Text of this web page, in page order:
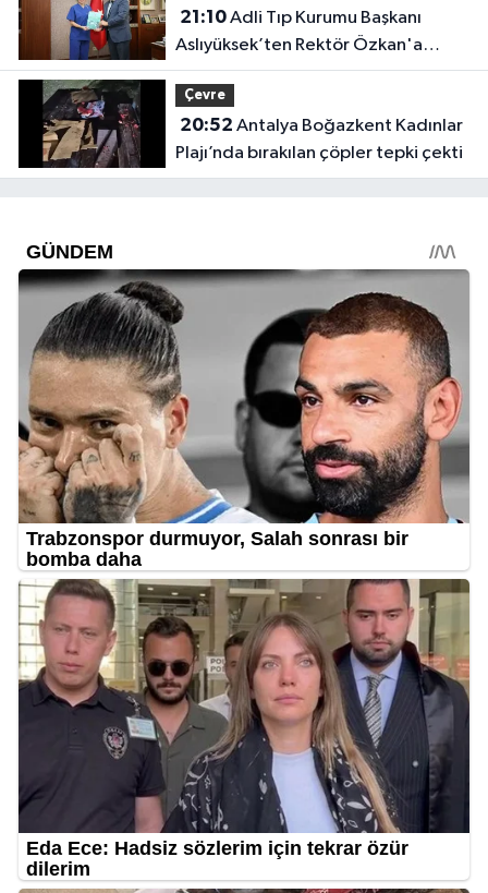
21:10Adli Tıp Kurumu Başkanı
Aslıyüksek’ten Rektör Özkan'a
davet
Çevre
20:52
Plajı’nda bırakılan çöpler tepki çekti